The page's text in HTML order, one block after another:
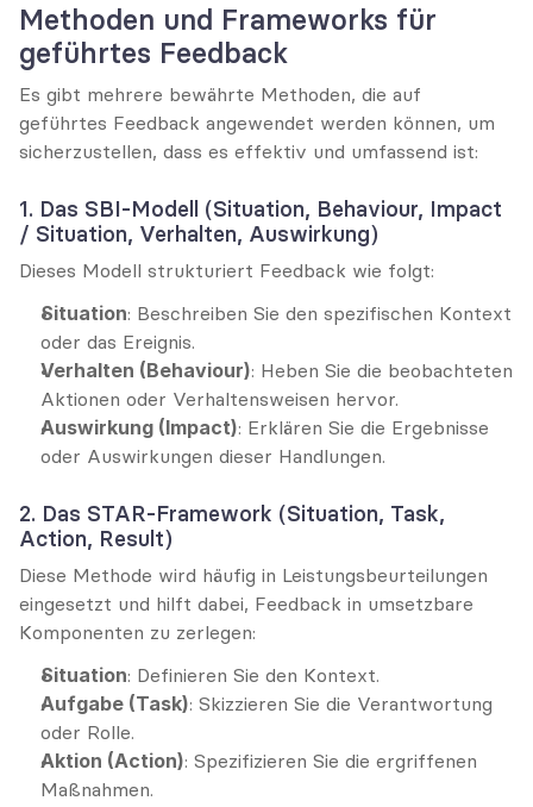
Methoden und Frameworks für
geführtes Feedback
Es gibt mehrere bewährte Methoden, die auf
geführtes Feedback angewendet werden können, um
sicherzustellen, dass es effektiv und umfassend ist:
1. Das SBI-Modell (Situation, Behaviour, Impact
/ Situation, Verhalten, Auswirkung)
Dieses Modell strukturiert Feedback wie folgt:
Situation: Beschreiben Sie den spezifischen Kontext
oder das Ereignis.
Verhalten (Behaviour): Heben Sie die beobachteten
Aktionen oder Verhaltensweisen hervor.
Auswirkung (Impact): Erklären Sie die Ergebnisse
oder Auswirkungen dieser Handlungen.
2. Das STAR-Framework (Situation, Task,
Action, Result)
Diese Methode wird häufig in Leistungsbeurteilungen
eingesetzt und hilft dabei, Feedback in umsetzbare
Komponenten zu zerlegen:
Situation: Definieren Sie den Kontext.
Aufgabe (Task): Skizzieren Sie die Verantwortung
oder Rolle.
Aktion (Action): Spezifizieren Sie die ergriffenen
Maßnahmen.